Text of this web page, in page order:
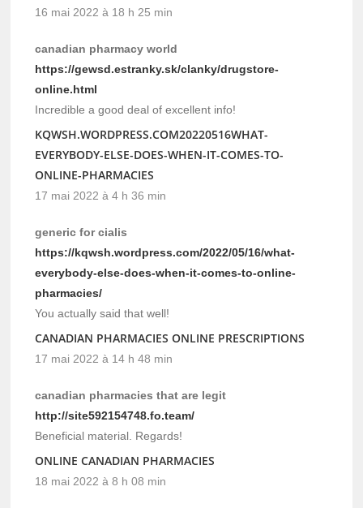
16 mai 2022 à 18 h 25 min
canadian pharmacy world
https://gewsd.estranky.sk/clanky/drugstore-
online.html
Incredible a good deal of excellent info!
KQWSH.WORDPRESS.COM20220516WHAT-
EVERYBODY-ELSE-DOES-WHEN-IT-COMES-TO-
ONLINE-PHARMACIES
17 mai 2022 à 4 h 36 min
generic for cialis
https://kqwsh.wordpress.com/2022/05/16/what-
everybody-else-does-when-it-comes-to-online-
pharmacies/
You actually said that well!
CANADIAN PHARMACIES ONLINE PRESCRIPTIONS
17 mai 2022 à 14 h 48 min
canadian pharmacies that are legit
http://site592154748.fo.team/
Beneficial material. Regards!
ONLINE CANADIAN PHARMACIES
18 mai 2022 à 8 h 08 min